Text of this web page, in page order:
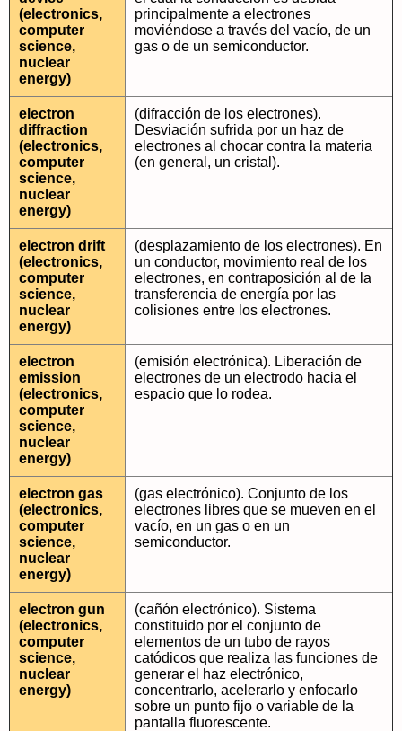
(electronics,
computer
science,
nuclear
energy)
principalmente a electrones
moviéndose a través del vacío, de un
gas o de un semiconductor.
electron
diffraction
(electronics,
computer
science,
nuclear
energy)
(difracción de los electrones).
Desviación sufrida por un haz de
electrones al chocar contra la materia
(en general, un cristal).
electron drift
(electronics,
computer
science,
nuclear
energy)
(desplazamiento de los electrones). En
un conductor, movimiento real de los
electrones, en contraposición al de la
transferencia de energía por las
colisiones entre los electrones.
electron
emission
(electronics,
computer
science,
nuclear
energy)
(emisión electrónica). Liberación de
electrones de un electrodo hacia el
espacio que lo rodea.
electron gas
(electronics,
computer
science,
nuclear
energy)
(gas electrónico). Conjunto de los
electrones libres que se mueven en el
vacío, en un gas o en un
semiconductor.
electron gun
(electronics,
computer
science,
nuclear
energy)
(cañón electrónico). Sistema
constituido por el conjunto de
elementos de un tubo de rayos
catódicos que realiza las funciones de
generar el haz electrónico,
concentrarlo, acelerarlo y enfocarlo
sobre un punto fijo o variable de la
pantalla fluorescente.